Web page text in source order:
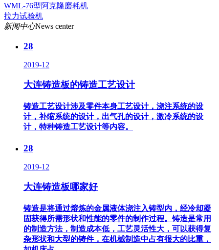
WML-76型阿克隆磨耗机
拉力试验机
新闻中心News center
28
2019-12
大连铸造板的铸造工艺设计
铸造工艺设计涉及零件本身工艺设计，浇注系统的设
计，补缩系统的设计，出气孔的设计，激冷系统的设
计，特种铸造工艺设计等内容。
28
2019-12
大连铸造板哪家好
铸造是将通过熔炼的金属液体浇注入铸型内，经冷却凝
固获得所需形状和性能的零件的制作过程。铸造是常用
的制造方法，制造成本低，工艺灵活性大，可以获得复
杂形状和大型的铸件，在机械制造中占有很大的比重，